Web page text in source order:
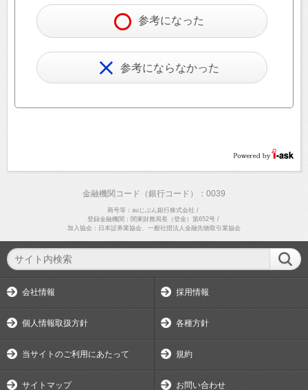
参考になった
参考にならなかった
金融機関コード（銀行コード）：0039
商号等：auじぶん銀行株式会社 /
登録金融機関：関東財務局長（登金）第652号/
加入協会：日本証券業協会、一般社団法人金融先物取引業協会
会社情報 採用情報
個人情報取扱方針 各種方針
当サイトのご利用にあたって 規約
サイトマップ お問い合わせ